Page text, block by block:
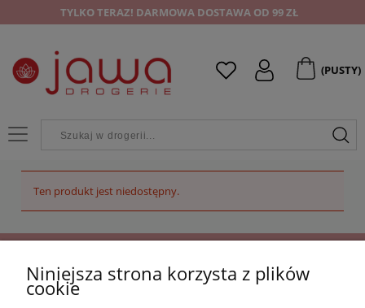
TYLKO TERAZ! DARMOWA DOSTAWA OD 99 ZŁ
(PUSTY)
Ten produkt jest niedostępny.
OFERTA
Niniejsza strona korzysta z plików
cookie